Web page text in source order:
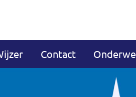
Contact